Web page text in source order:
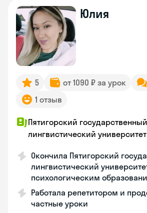
Юлия
5 от 1090 ₽ за урок
1 отзыв
Пятигорский государственный
лингвистический университет
Окончила Пятигорский
лингвистический
психологическим
Работала репетитором и
частные уроки